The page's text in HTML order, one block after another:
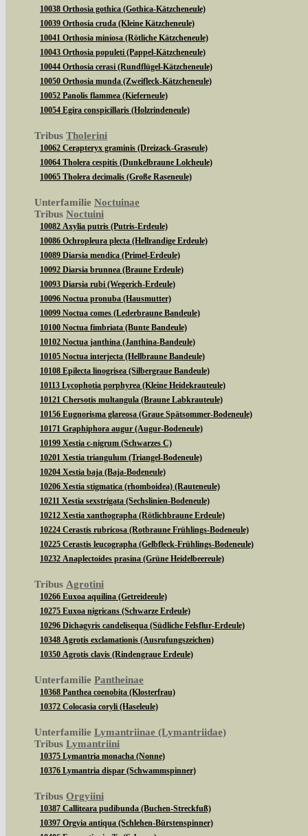
10038 Orthosia gothica (Gothica-Kätzcheneule)
10039 Orthosia cruda (Kleine Kätzcheneule)
10041 Orthosia miniosa (Rötliche Kätzcheneule)
10043 Orthosia populeti (Pappel-Kätzcheneule)
10044 Orthosia cerasi (Rundflügel-Kätzcheneule)
10050 Orthosia munda (Zweifleck-Kätzcheneule)
10052 Panolis flammea (Kieferneule)
10054 Egira conspicillaris (Holzrindeneule)
Tribus Tholerini
10062 Cerapteryx graminis (Dreizack-Graseule)
10064 Tholera cespitis (Dunkelbraune Lolcheule)
10065 Tholera decimalis (Große Raseneule)
Unterfamilie Noctuinae
Tribus Noctuini
10082 Axylia putris (Putris-Erdeule)
10086 Ochropleura plecta (Hellrandige Erdeule)
10089 Diarsia mendica (Primel-Erdeule)
10092 Diarsia brunnea (Braune Erdeule)
10093 Diarsia rubi (Wegerich-Erdeule)
10096 Noctua pronuba (Hausmutter)
10099 Noctua comes (Lederbraune Bandeule)
10100 Noctua fimbriata (Bunte Bandeule)
10102 Noctua janthina (Janthina-Bandeule)
10105 Noctua interjecta (Hellbraune Bandeule)
10108 Epilecta linogrisea (Silbergraue Bandeule)
10113 Lycophotia porphyrea (Kleine Heidekrauteule)
10121 Chersotis multangula (Braune Labkrauteule)
10156 Eugnorisma glareosa (Graue Spätsommer-Bodeneule)
10171 Graphiphora augur (Augur-Bodeneule)
10199 Xestia c-nigrum (Schwarzes C)
10201 Xestia triangulum (Triangel-Bodeneule)
10204 Xestia baja (Baja-Bodeneule)
10206 Xestia stigmatica (rhomboidea) (Rauteneule)
10211 Xestia sexstrigata (Sechslinien-Bodeneule)
10212 Xestia xanthographa (Rötlichbraune Erdeule)
10224 Cerastis rubricosa (Rotbraune Frühlings-Bodeneule)
10225 Cerastis leucographa (Gelbfleck-Frühlings-Bodeneule)
10232 Anaplectoides prasina (Grüne Heidelbeereule)
Tribus Agrotini
10266 Euxoa aquilina (Getreideeule)
10275 Euxoa nigricans (Schwarze Erdeule)
10296 Dichagyris candelisequa (Südliche Felsflur-Erdeule)
10348 Agrotis exclamationis (Ausrufungszeichen)
10350 Agrotis clavis (Rindengraue Erdeule)
Unterfamilie Pantheinae
10368 Panthea coenobita (Klosterfrau)
10372 Colocasia coryli (Haseleule)
Unterfamilie Lymantriinae (Lymantriidae)
Tribus Lymantriini
10375 Lymantria monacha (Nonne)
10376 Lymantria dispar (Schwammspinner)
Tribus Orgyiini
10387 Calliteara pudibunda (Buchen-Streckfuß)
10397 Orgyia antiqua (Schlehen-Bürstenspinner)